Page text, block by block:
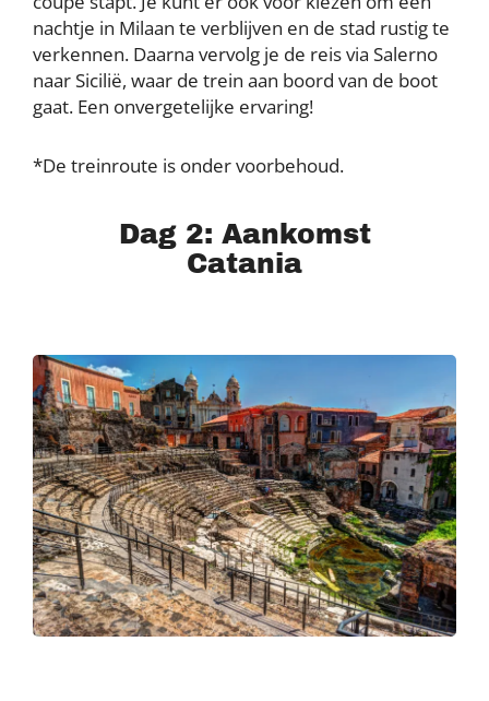
nachtje in Milaan te verblijven en de stad rustig te
verkennen. Daarna vervolg je de reis via Salerno
naar Sicilië, waar de trein aan boord van de boot
gaat. Een onvergetelijke ervaring!
*De treinroute is onder voorbehoud.
Dag 2: Aankomst
Catania